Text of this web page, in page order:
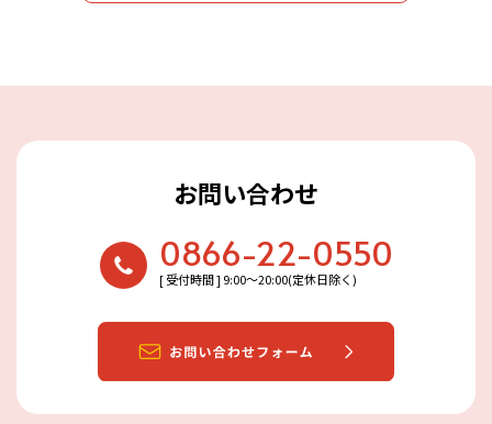
お問い合わせ
0866-22-0550
[ 受付時間 ] 9:00〜20:00(定休日除く)